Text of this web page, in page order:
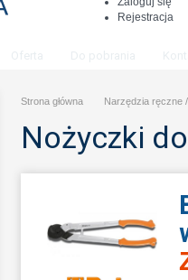
Rejestracja
Strona główna Narzędzia ręczne
Nożyczki